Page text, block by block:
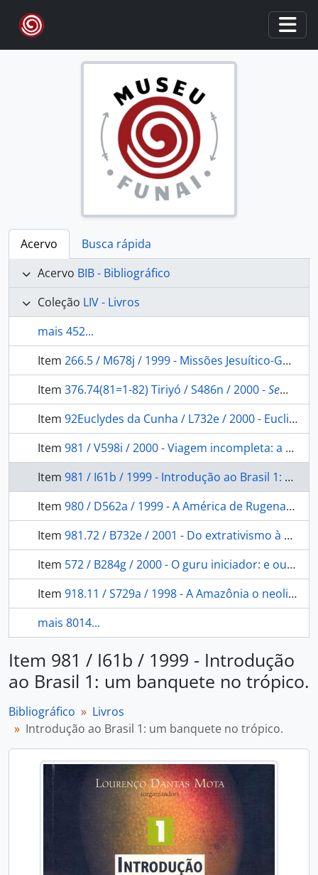
Skip to main content
Acervo
Busca rápida
Acervo BIB - Bibliográfico
Coleção LIV - Livros
mais 452...
Item 266.5 / M678j / 1999 - Missões Jesuítico-Guaranis: Jesuitic-Guarani Missions.
Item 376.74(81=1-82) Tiriyó / S486n / 2000 -Sem título
Item 92Euclydes da Cunha / L732e / 2000 - Euclides da Cunha: contrastes e confrontos do Brasil.
Item 981 / V598i / 2000 - Viagem incompleta: a experiência brasileira 1500-2000 formação: histórias.
Item 981 / I61b / 1999 - Introdução ao Brasil 1: um banquete no trópico.
Item 980 / D562a / 1999 - A América de Rugenas: obras e documentos.
Item 981.72 / B732e / 2001 - Do extrativismo à pecuária: algumas observações sobre a história econômica de Mato Grosso 1870 a 1930.
Item 572 / B284g / 2000 - O guru iniciador: e outras variações antropológicas.
Item 918.11 / S729a / 1998 - A Amazônia o neoliberalismo e a globalização: da conquista e posse ao monopólio do capital financeiro.
mais 8014...
Item 981 / I61b / 1999 - Introdução
ao Brasil 1: um banquete no trópico.
Bibliográfico
Livros
Introdução ao Brasil 1: um banquete no trópico.